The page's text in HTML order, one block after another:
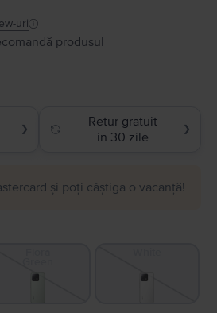
uri
produsul
❯
Retur gratuit
in 30 zile
❯
și poți câștiga o vacanță!